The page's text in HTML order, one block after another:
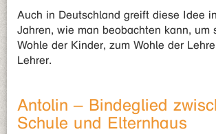
Auch in Deutschland greift diese Idee
Jahren, wie man beobachten kann, um
Wohle der Kinder, zum Wohle der
Lehrer.
Antolin – Bindeglied
Schule und Elternhaus